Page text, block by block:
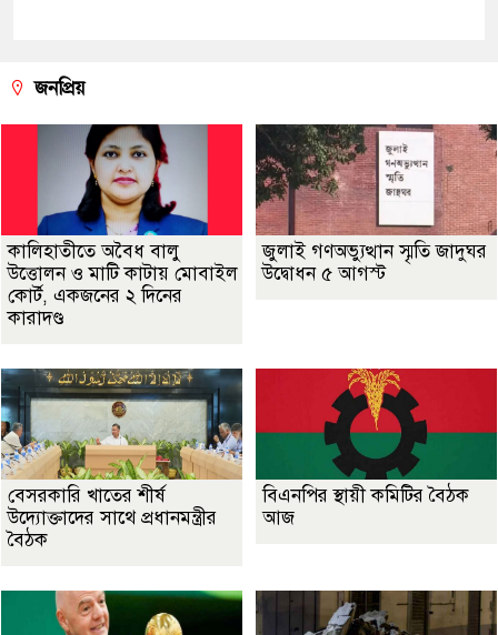
জনপ্রিয়
কালিহাতীতে অবৈধ বালু
উত্তোলন ও মাটি কাটায় মোবাইল
কোর্ট, একজনের ২ দিনের
কারাদণ্ড
জুলাই গণঅভ্যুত্থান স্মৃতি জাদুঘর
উদ্বোধন ৫ আগস্ট
বেসরকারি খাতের শীর্ষ
উদ্যোক্তাদের সাথে প্রধানমন্ত্রীর
বৈঠক
বিএনপির স্থায়ী কমিটির বৈঠক
আজ